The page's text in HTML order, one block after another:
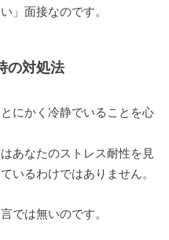
」面接なのです。
の対処法
にかく冷静でいることを心
あなたのストレス耐性を見
いるわけではありません。
では無いのです。